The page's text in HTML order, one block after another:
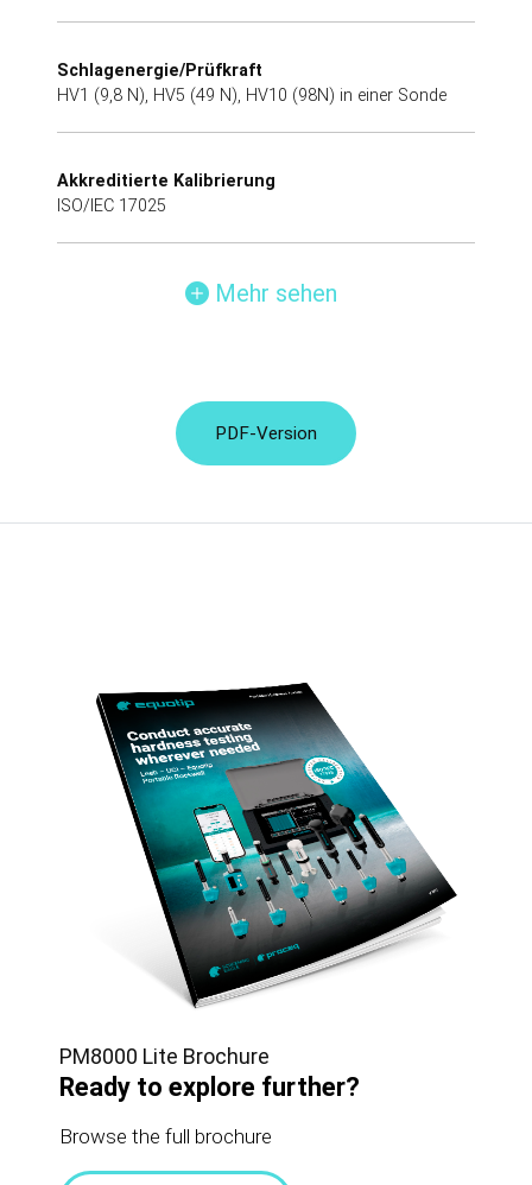
Schlagenergie/Prüfkraft
HV1 (9,8 N), HV5 (49 N), HV10 (98N) in einer Sonde
Akkreditierte Kalibrierung
ISO/IEC 17025
Mehr sehen
PDF-Version
PM8000 Lite Brochure
Ready to explore further?
Browse the full brochure